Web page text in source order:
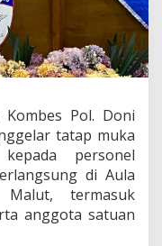
Pol. Doni
tatap muka
personel
di Aula
termasuk
anggota satuan